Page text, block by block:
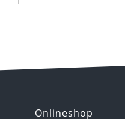
Onlineshop